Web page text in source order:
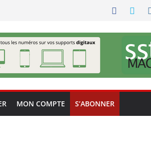
MON COMPTE S’ABONNER